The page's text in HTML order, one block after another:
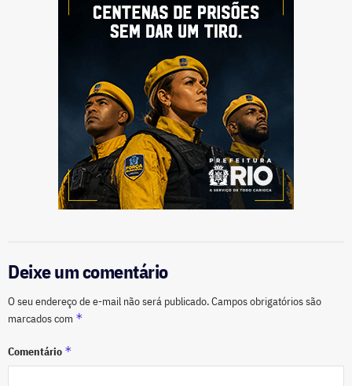
Deixe um comentário
O seu endereço de e-mail não será publicado.Campos obrigatórios são
marcados com *
Comentário *